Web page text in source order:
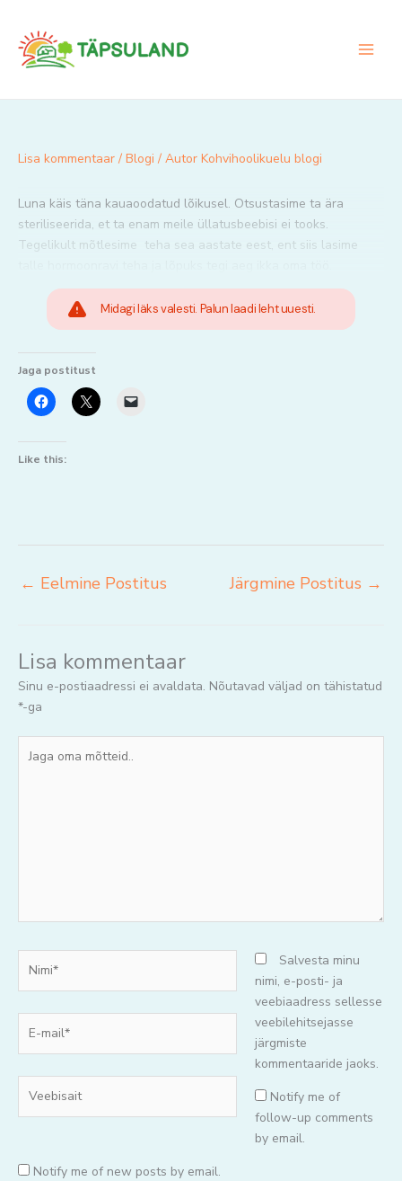
content
Lisa kommentaar / Blogi / Autor Kohvihoolikuelu blogi
Luna käis täna kauaoodatud lõikusel. Otsustasime ta ära
steriliseerida, et ta enam meile üllatusbeebisi ei tooks.
Tegelikult mõtlesime teha sea aastate eest, ent siis lasime
Midagi läks valesti. Palun laadi leht uuesti.
Jaga postitust
Like this:
← Eelmine Postitus Järgmine Postitus →
Lisa kommentaar
Sinu e-postiaadressi ei avaldata. Nõutavad väljad on tähistatud
*-ga
oma
mail*
Salvesta minu
nimi, e-posti- ja
veebiaadress sellesse
veebilehitsejasse
järgmiste
kommentaaride jaoks.
Notify me of
follow-up comments
by email.
Notify me of new posts by email.